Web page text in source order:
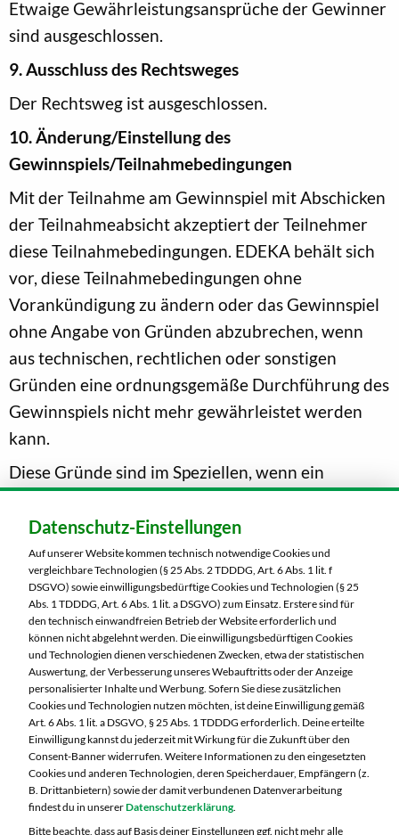
Etwaige Gewährleistungsansprüche der Gewinner
sind ausgeschlossen.
9. Ausschluss des Rechtsweges
Der Rechtsweg ist ausgeschlossen.
10. Änderung/Einstellung des
Gewinnspiels/Teilnahmebedingungen
Mit der Teilnahme am Gewinnspiel mit Abschicken
der Teilnahmeabsicht akzeptiert der Teilnehmer
diese Teilnahmebedingungen. EDEKA behält sich
vor, diese Teilnahmebedingungen ohne
Vorankündigung zu ändern oder das Gewinnspiel
ohne Angabe von Gründen abzubrechen, wenn
aus technischen, rechtlichen oder sonstigen
Gründen eine ordnungsgemäße Durchführung des
Gewinnspiels nicht mehr gewährleistet werden
kann.
Diese Gründe sind im Speziellen, wenn ein
festgestellt wird oder eine ordnungsgemäße
Durchführung nicht mehr sichergestellt ist, dies
insbesondere beim Ausfall von Hard- oder
Software, bei Programmfehlern, Computerviren
oder bei nicht autorisierten Eingriffen von Dritten
sowie mechanischen, technischen oder rechtlichen
Problemen.
Karriere
Kontaktformular
Datenschutz-Einstellungen
Auf unserer Website kommen technisch notwendige Cookies und
vergleichbare Technologien (§ 25 Abs. 2 TDDDG, Art. 6 Abs. 1 lit. f
DSGVO) sowie einwilligungsbedürftige Cookies und Technologien (§ 25
Abs. 1 TDDDG, Art. 6 Abs. 1 lit. a DSGVO) zum Einsatz. Erstere sind für
den technisch einwandfreien Betrieb der Website erforderlich und
können nicht abgelehnt werden. Die einwilligungsbedürftigen Cookies
und Technologien dienen verschiedenen Zwecken, etwa der statistischen
Auswertung, der Verbesserung unseres Webauftritts oder der Anzeige
personalisierter Inhalte und Werbung. Sofern Sie diese zusätzlichen
Cookies und Technologien nutzen möchten, ist deine Einwilligung gemäß
Art. 6 Abs. 1 lit. a DSGVO, § 25 Abs. 1 TDDDG erforderlich. Deine erteilte
Einwilligung kannst du jederzeit mit Wirkung für die Zukunft über den
Consent-Banner widerrufen. Weitere Informationen zu den eingesetzten
Cookies und anderen Technologien, deren Speicherdauer, Empfängern (z.
B. Drittanbietern) sowie der damit verbundenen Datenverarbeitung
findest du in unsererDatenschutzerklärung.
Bitte beachte, dass auf Basis deiner Einstellungen ggf. nicht mehr alle